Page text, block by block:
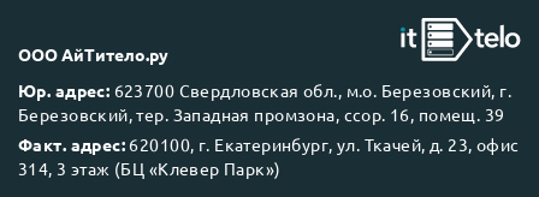
Next Business Day (NBD)
ООО АйТитело.ру
Юр. адрес: 623700 Свердловская обл., м.о. Березовский, г.
Березовский, тер. Западная промзона, ссор. 16, помещ. 39
Факт. адрес: 620100, г. Екатеринбург, ул. Ткачей, д. 23, офис
314, 3 этаж (БЦ «Клевер Парк»)